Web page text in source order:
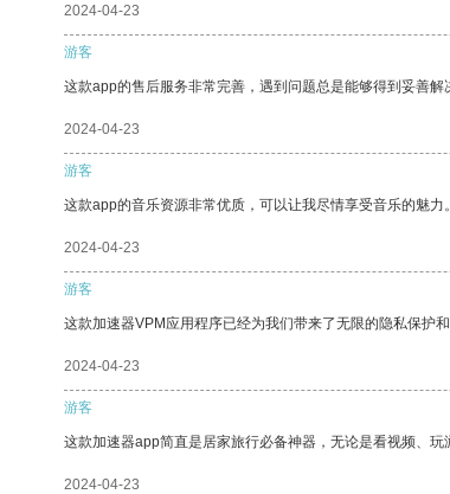
2024-04-23
游客
这款app的售后服务非常完善，遇到问题总是能够得到妥善解
2024-04-23
游客
这款app的音乐资源非常优质，可以让我尽情享受音乐的魅力。
2024-04-23
游客
这款加速器VPM应用程序已经为我们带来了无限的隐私保护和
2024-04-23
游客
这款加速器app简直是居家旅行必备神器，无论是看视频、
2024-04-23